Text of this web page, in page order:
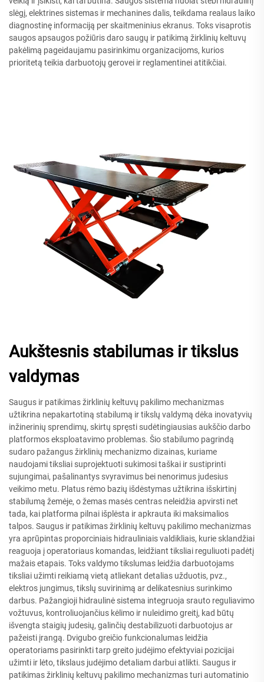
slėgį, elektrines sistemas ir mechanines dalis, teikdama realaus laiko
diagnostinę informaciją per skaitmeninius ekranus. Toks visaprotis
saugos apsaugos požiūris daro saugų ir patikimą žirklinių keltuvų
pakėlimą pageidaujamu pasirinkimu organizacijoms, kurios
prioritetą teikia darbuotojų gerovei ir reglamentinei atitikčiai.
Aukštesnis stabilumas ir tikslus
valdymas
Saugus ir patikimas žirklinių keltuvų pakilimo mechanizmas
užtikrina nepakartotiną stabilumą ir tikslų valdymą dėka inovatyvių
inžinerinių sprendimų, skirtų spręsti sudėtingiausias aukščio darbo
platformos eksploatavimo problemas. Šio stabilumo pagrindą
sudaro pažangus žirklinių mechanizmo dizainas, kuriame
naudojami tiksliai suprojektuoti sukimosi taškai ir sustiprinti
sujungimai, pašalinantys svyravimus bei nenorimus judesius
veikimo metu. Platus rėmo bazių išdėstymas užtikrina išskirtinį
stabilumą žemėje, o žemas masės centras neleidžia apvirsti net
tada, kai platforma pilnai išplėsta ir apkrauta iki maksimalios
talpos. Saugus ir patikimas žirklinių keltuvų pakilimo mechanizmas
yra aprūpintas proporciniais hidrauliniais valdikliais, kurie sklandžiai
reaguoja į operatoriaus komandas, leidžiant tiksliai reguliuoti padėtį
mažais etapais. Toks valdymo tikslumas leidžia darbuotojams
tiksliai užimti reikiamą vietą atliekant detalias užduotis, pvz.,
elektros jungimus, tikslų suvirinimą ar delikatesnius surinkimo
darbus. Pažangioji hidraulinė sistema integruoja srauto reguliavimo
vožtuvus, kontroliuojančius kėlimo ir nuleidimo greitį, kad būtų
išvengta staigių judesių, galinčių destabilizuoti darbuotojus ar
pažeisti įrangą. Dvigubo greičio funkcionalumas leidžia
operatoriams pasirinkti tarp greito judėjimo efektyviai pozicijai
užimti ir lėto, tikslaus judėjimo detaliam darbui atlikti. Saugus ir
patikimas žirklinių keltuvų pakilimo mechanizmas turi automatinio